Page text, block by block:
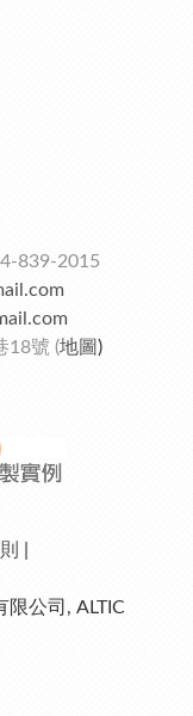
839-2015
18號 (地圖 )
限公司, ALTIC